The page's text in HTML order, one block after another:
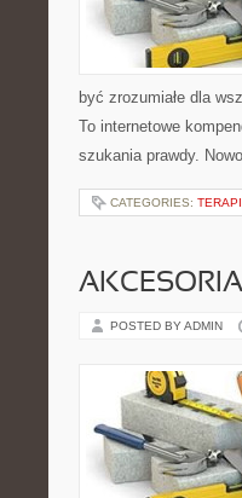
być zrozumiałe dla
To internetowe
szukania prawdy.
CATEGORIES:
POSTED BY ADMIN